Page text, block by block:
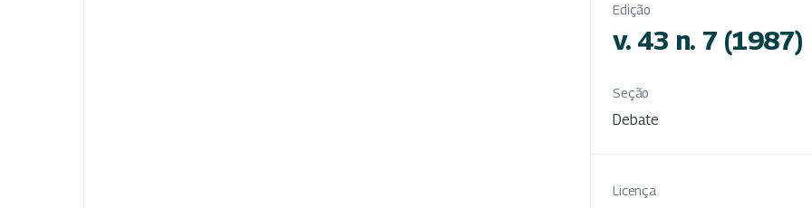
Edição
v. 43 n. 7 (1987)
Seção
Debate
Licença